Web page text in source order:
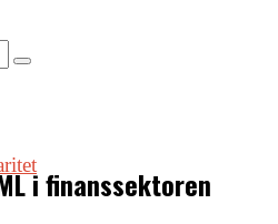
i finanssektoren